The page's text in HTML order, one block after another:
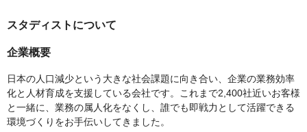
スタディストについて
企業概要
日本の人口減少という大きな社会課題に向き合い、企業の業務効率
化と人材育成を支援している会社です。これまで2,400社近いお客様
と一緒に、業務の属人化をなくし、誰でも即戦力として活躍できる
環境づくりをお手伝いしてきました。